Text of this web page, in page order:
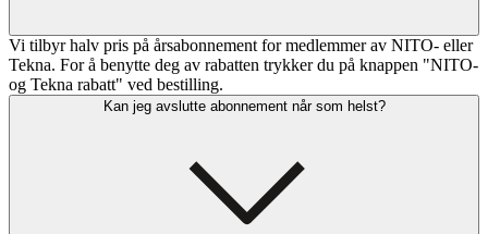
Vi tilbyr halv pris på årsabonnement for medlemmer av NITO- eller
Tekna. For å benytte deg av rabatten trykker du på knappen "NITO-
og Tekna rabatt" ved bestilling.
Kan jeg avslutte abonnement når som helst?